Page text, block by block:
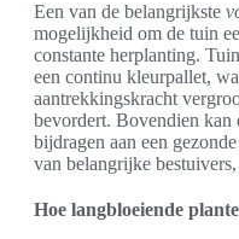
Een van de belangrijkste
mogelijkheid om de tuin
constante herplanting.
een continu kleurpallet,
aantrekkingskracht
bevordert. Bovendien kan
bijdragen aan een
van belangrijke
Hoe langbloeiende